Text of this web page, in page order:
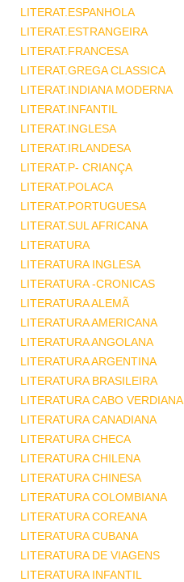
LITERAT.ESPANHOLA
LITERAT.ESTRANGEIRA
LITERAT.FRANCESA
LITERAT.GREGA CLASSICA
LITERAT.INDIANA MODERNA
LITERAT.INFANTIL
LITERAT.INGLESA
LITERAT.IRLANDESA
LITERAT.P- CRIANÇA
LITERAT.POLACA
LITERAT.PORTUGUESA
LITERAT.SUL AFRICANA
LITERATURA
LITERATURA INGLESA
LITERATURA -CRONICAS
LITERATURA ALEMÃ
LITERATURA AMERICANA
LITERATURA ANGOLANA
LITERATURA ARGENTINA
LITERATURA BRASILEIRA
LITERATURA CABO VERDIANA
LITERATURA CANADIANA
LITERATURA CHECA
LITERATURA CHILENA
LITERATURA CHINESA
LITERATURA COLOMBIANA
LITERATURA COREANA
LITERATURA CUBANA
LITERATURA DE VIAGENS
LITERATURA INFANTIL